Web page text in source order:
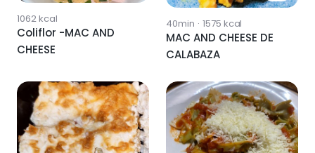
1062kcal
Coliflor -MAC AND
CHEESE
40min · 1575 kcal
MAC AND CHEESE DE
CALABAZA